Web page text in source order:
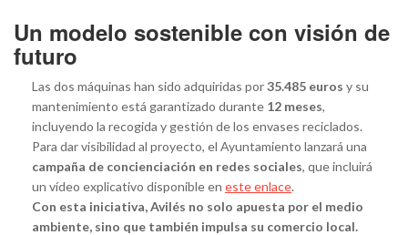
Un modelo sostenible con visión de
futuro
Las dos máquinas han sido adquiridas por35.485 euros y su
mantenimiento está garantizado durante 12 meses,
incluyendo la recogida y gestión de los envases reciclados.
Para dar visibilidad al proyecto, el Ayuntamiento lanzará una
campaña de concienciación en redes sociales, que incluirá
un vídeo explicativo disponible en este enlace.
Con esta iniciativa, Avilés no solo apuesta por el medio
ambiente, sino que también impulsa su comercio local.